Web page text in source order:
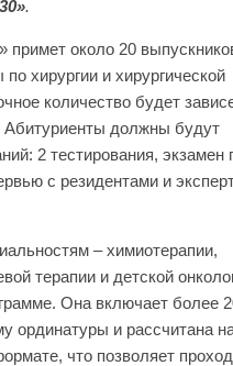
.
примет около 20
хирургии и хирургической
количество будет
Абитуриенты должны будут
2 тестирования, экзамен
с резидентами и
– химиотерапии,
терапии и детской
Она включает более
ординатуры и рассчитана
что позволяет